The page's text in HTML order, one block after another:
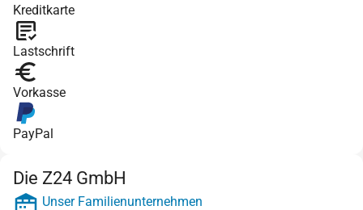
Kreditkarte
Lastschrift
Vorkasse
PayPal
Die Z24 GmbH
Unser Familienunternehmen